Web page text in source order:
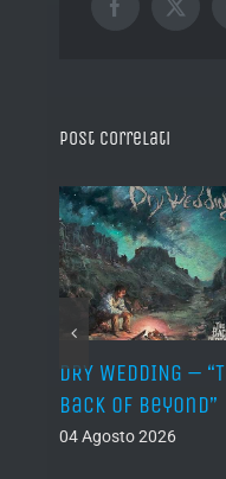
Facebook
X
Post correlati
DRY WEDDING –
Back Of Beyond”
04 Agosto 2026